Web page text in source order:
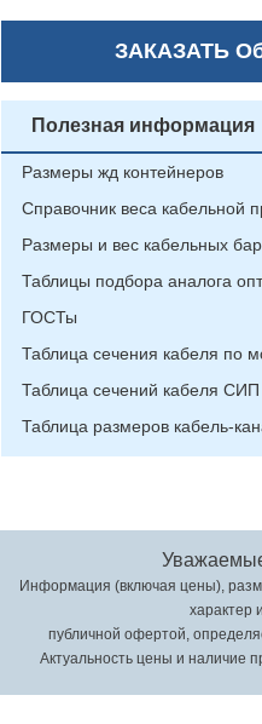
ЗАКАЗАТЬ
Полезная информация
Размеры жд контейнеров
Справочник веса кабельной
Размеры и вес кабельных
Таблицы подбора аналога
ГОСТы
Таблица сечения кабеля по
Таблица сечений кабеля СИП
Таблица размеров кабель-
Информация (включая цены),
характер
публичной офертой,
Актуальность цены и наличие